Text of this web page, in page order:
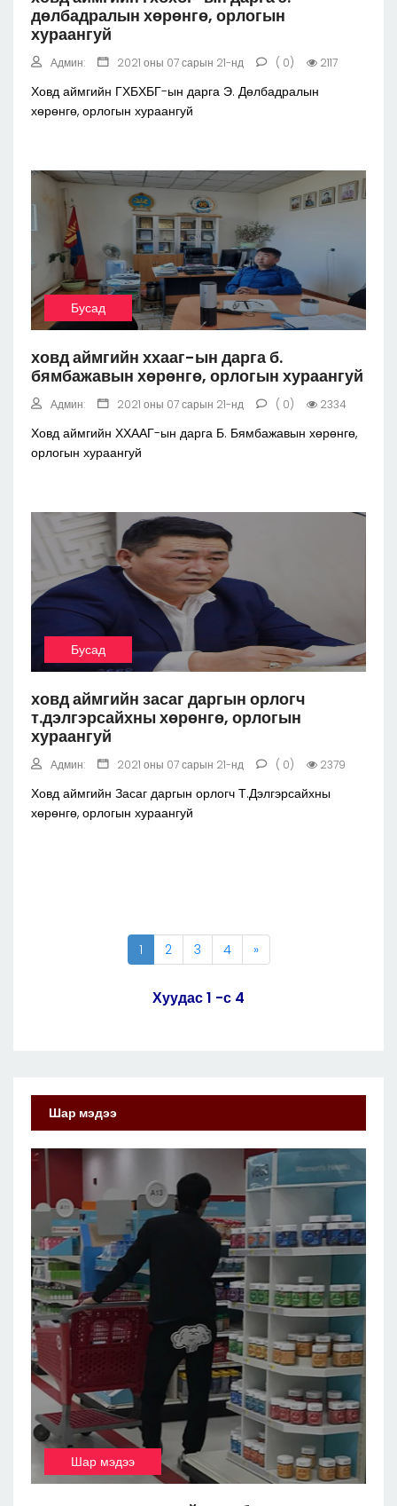
дөлбадралын хөрөнгө, орлогын
хураангуй
Админ: 2021 оны 07 сарын 21-нд ( 0) 2117
Ховд аймгийн ГХБХБГ-ын дарга Э. Дөлбадралын
хөрөнгө, орлогын хураангуй
Бусад
ховд аймгийн ххааг-ын дарга б.
бямбажавын хөрөнгө, орлогын хураангуй
Админ: 2021 оны 07 сарын 21-нд ( 0) 2334
Ховд аймгийн ХХААГ-ын дарга Б. Бямбажавын хөрөнгө,
орлогын хураангуй
Бусад
ховд аймгийн засаг даргын орлогч
т.дэлгэрсайхны хөрөнгө, орлогын
хураангуй
Админ: 2021 оны 07 сарын 21-нд ( 0) 2379
Ховд аймгийн Засаг даргын орлогч Т.Дэлгэрсайхны
хөрөнгө, орлогын хураангуй
1 2 3 4 »
Хуудас 1 -с 4
Шар мэдээ
Шар мэдээ